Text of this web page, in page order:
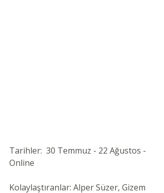
Tarihler:  30 Temmuz - 22 Ağustos -
Online
Kolaylaştıranlar: Alper Süzer, Gizem